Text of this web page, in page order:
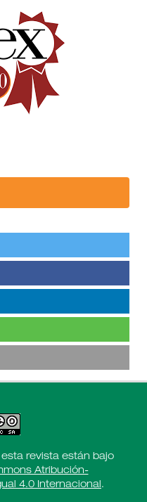
revista están bajo
Atribución-
4.0 Internacional .